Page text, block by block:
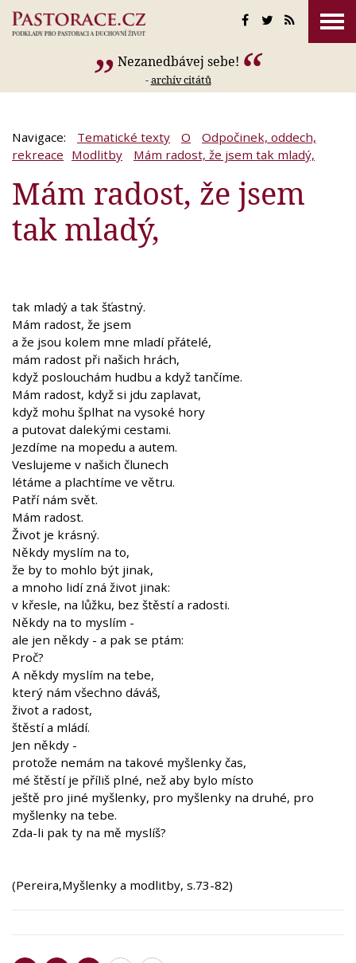
Nezanedbávej sebe!
-archív citátů
Navigace: Tematické texty O
Odpočinek, oddech,
rekreace Modlitby Mám radost, že jsem tak mladý,
Mám radost, že jsem
tak mladý,
tak mladý a tak šťastný.
Mám radost, že jsem
a že jsou kolem mne mladí přátelé,
mám radost při našich hrách,
když poslouchám hudbu a když tančíme.
Mám radost, když si jdu zaplavat,
když mohu šplhat na vysoké hory
a putovat dalekými cestami.
Jezdíme na mopedu a autem.
Veslujeme v našich člunech
létáme a plachtíme ve větru.
Patří nám svět.
Mám radost.
Život je krásný.
Někdy myslím na to,
že by to mohlo být jinak,
a mnoho lidí zná život jinak:
v křesle, na lůžku, bez štěstí a radosti.
Někdy na to myslím -
ale jen někdy - a pak se ptám:
Proč?
A někdy myslím na tebe,
který nám všechno dáváš,
život a radost,
štěstí a mládí.
Jen někdy -
protože nemám na takové myšlenky čas,
mé štěstí je příliš plné, než aby bylo místo
ještě pro jiné myšlenky, pro myšlenky na druhé, pro
myšlenky na tebe.
Zda-li pak ty na mě myslíš?
(Pereira,Myšlenky a modlitby, s.73-82)